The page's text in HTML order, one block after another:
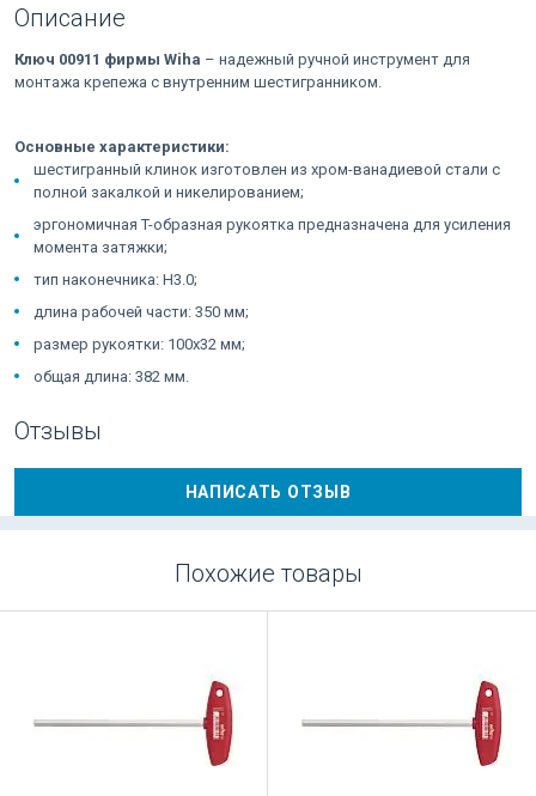
Описание
Ключ 00911 фирмы Wiha – надежный ручной инструмент для
монтажа крепежа с внутренним шестигранником.
Основные характеристики:
шестигранный клинок изготовлен из хром-ванадиевой стали с
полной закалкой и никелированием;
эргономичная T-образная рукоятка предназначена для усиления
момента затяжки;
тип наконечника: H3.0;
длина рабочей части: 350 мм;
размер рукоятки: 100x32 мм;
общая длина: 382 мм.
Отзывы
НАПИСАТЬ ОТЗЫВ
Похожие товары